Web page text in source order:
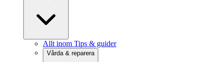
Allt inom Tips & guider
Vårda & reparera